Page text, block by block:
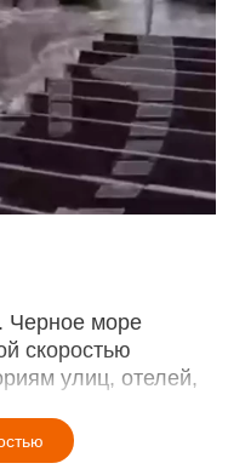
Черное море
скоростью
улиц, отелей,